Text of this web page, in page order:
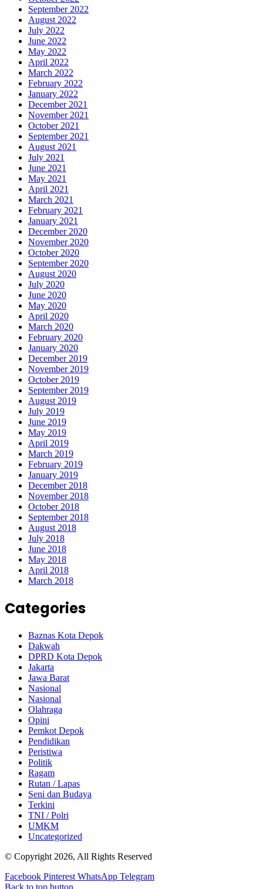
September 2022
August 2022
July 2022
June 2022
May 2022
April 2022
March 2022
February 2022
January 2022
December 2021
November 2021
October 2021
September 2021
August 2021
July 2021
June 2021
May 2021
April 2021
March 2021
February 2021
January 2021
December 2020
November 2020
October 2020
September 2020
August 2020
July 2020
June 2020
May 2020
April 2020
March 2020
February 2020
January 2020
December 2019
November 2019
October 2019
September 2019
August 2019
July 2019
June 2019
May 2019
April 2019
March 2019
February 2019
January 2019
December 2018
November 2018
October 2018
September 2018
August 2018
July 2018
June 2018
May 2018
April 2018
March 2018
Categories
Baznas Kota Depok
Dakwah
DPRD Kota Depok
Jakarta
Jawa Barat
Nasional
Nasional
Olahraga
Opini
Pemkot Depok
Pendidikan
Peristiwa
Politik
Ragam
Rutan / Lapas
Seni dan Budaya
Terkini
TNI / Polri
UMKM
Uncategorized
© Copyright 2026, All Rights Reserved
Facebook Pinterest WhatsApp Telegram
Back to top button